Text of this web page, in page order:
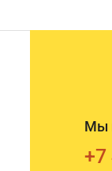
Мы
+7